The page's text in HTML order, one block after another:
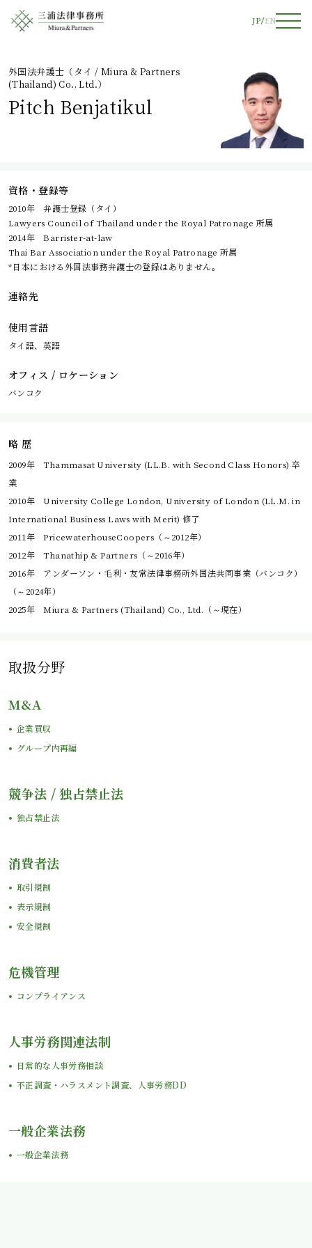
JP EN
外国法弁護士（タイ / Miura & Partners
(Thailand) Co., Ltd.）
Pitch Benjatikul
資格・登録等
2010年 弁護士登録（タイ）
Lawyers Council of Thailand under the Royal Patronage 所属
2014年 Barrister-at-law
Thai Bar Association under the Royal Patronage 所属
*日本における外国法事務弁護士の登録はありません。
連絡先
使用言語
タイ語、英語
オフィス / ロケーション
バンコク
略 歴
2009年 Thammasat University (LL.B. with Second Class Honors) 卒
業
2010年 University College London, University of London (LL.M. in
International Business Laws with Merit) 修了
2011年 PricewaterhouseCoopers（～2012年）
2012年 Thanathip & Partners（～2016年）
2016年 アンダーソン・毛利・友常法律事務所外国法共同事業（バンコク）
（～2024年）
2025年 Miura & Partners (Thailand) Co., Ltd.（～現在）
取扱分野
M&A
企業買収
グループ内再編
競争法 / 独占禁止法
独占禁止法
消費者法
取引規制
表示規制
安全規制
危機管理
コンプライアンス
人事労務関連法制
日常的な人事労務相談
不正調査・ハラスメント調査、人事労務DD
一般企業法務
一般企業法務